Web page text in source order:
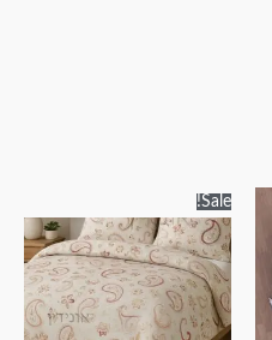
Sale!
מחירים:
⁦₪95.00⁩
עד
⁦₪300.00⁩
זה
יש
מספר
סוגים.